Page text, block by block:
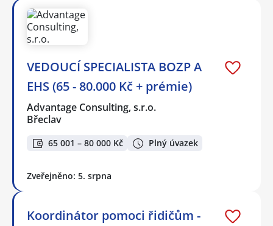
VEDOUCÍ SPECIALISTA BOZP A
EHS (65 - 80.000 Kč + prémie)
Advantage Consulting, s.r.o.
Břeclav
65 001 – 80 000 Kč Plný úvazek
Zveřejněno: 5. srpna
Koordinátor pomoci řidičům -